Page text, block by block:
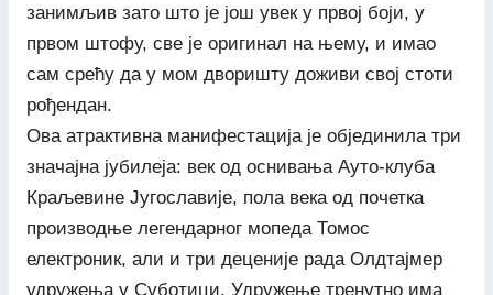
занимљив зато што је још увек у првој боји, у
првом штофу, све је оригинал на њему, и имао
сам срећу да у мом дворишту доживи свој стоти
рођендан.
Ова атрактивна манифестација је објединила три
значајна јубилеја: век од оснивања Ауто-клуба
Краљевине Југославије, пола века од почетка
производње легендарног мопеда Томос
електроник, али и три деценије рада Олдтајмер
удружења у Суботици. Удружење тренутно има